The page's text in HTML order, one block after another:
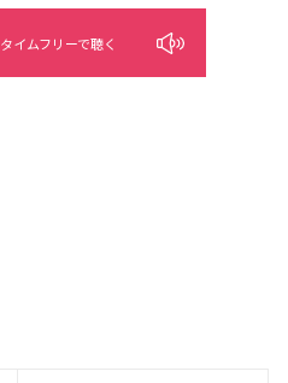
タイムフリーで聴く